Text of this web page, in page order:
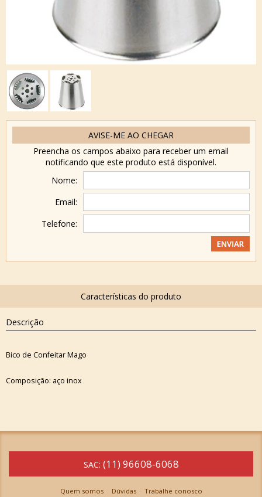
AVISE-ME AO CHEGAR
Preencha os campos abaixo para receber um email
notificando que este produto está disponível.
Nome:
Email:
Telefone:
Descrição
Bico de Confeitar Mago
Composição: aço inox
SAC: (11) 96608-6068
Quem somos Dúvidas Trabalhe conosco